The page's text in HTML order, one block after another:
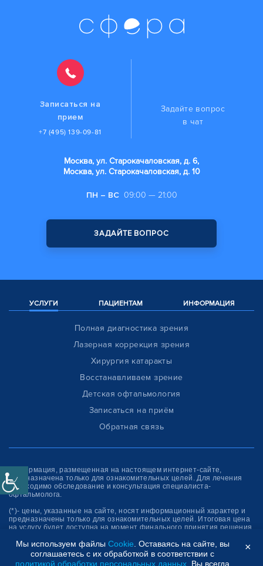
Записаться на
прием
+7 (495) 139-09-81
Задайте вопрос
в чат
Москва, ул. Старокачаловская, д. 6,
Москва, ул. Старокачаловская, д. 10
ПН – ВС 09:00 — 21:00
ЗАДАЙТЕ ВОПРОС
УСЛУГИ ПАЦИЕНТАМ ИНФОРМАЦИЯ
Полная диагностика зрения
Лазерная коррекция зрения
Хирургия катаракты
Восстанавливаем зрение
Детская офтальмология
Записаться на приём
Обратная связь
Клиника “СФЕРА”
Информация, размещенная на настоящем интернет-сайте,
предназначена только для ознакомитель­ных целей. Для лечения
необходимо обследование и консультация специалиста-
офтальмолога.
(*)- цены, указанные на сайте, носят информационный характер и
предназначены только для ознакомительных целей. Итоговая цена
на услугу будет доступна на момент финального принятия решения
Мы используем файлы Cookie . Оставаясь на сайте, вы
соглашаетесь с их обработкой в соответствии с
политикой обработки персональных данных . Вы всегда
×